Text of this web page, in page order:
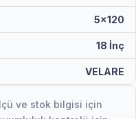
5x120
18 İnç
VELARE
ve stok bilgisi için